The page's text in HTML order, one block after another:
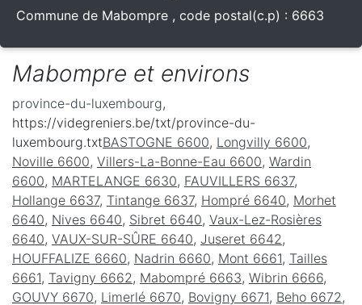
Commune de Mabompre , code postal(c.p) : 6663
Mabompre et environs
province-du-luxembourg,
https://videgreniers.be/txt/province-du-
luxembourg.txtBASTOGNE 6600, Longvilly 6600,
Noville 6600, Villers-La-Bonne-Eau 6600, Wardin
6600, MARTELANGE 6630, FAUVILLERS 6637,
Hollange 6637, Tintange 6637, Hompré 6640, Morhet
6640, Nives 6640, Sibret 6640, Vaux-Lez-Rosières
6640, VAUX-SUR-SÛRE 6640, Juseret 6642 ,
HOUFFALIZE 6660, Nadrin 6660, Mont 6661, Tailles
6661, Tavigny 6662 , Mabompré 6663, Wibrin 6666,
GOUVY 6670, Limerlé 6670, Bovigny 6671, Beho 6672 ,